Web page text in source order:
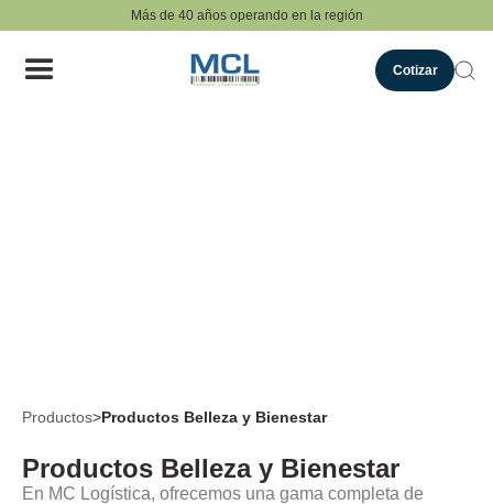
Más de 40 años operando en la región
Cotizar
Productos>Productos Belleza y Bienestar
Productos Belleza y Bienestar
En MC Logística, ofrecemos una gama completa de